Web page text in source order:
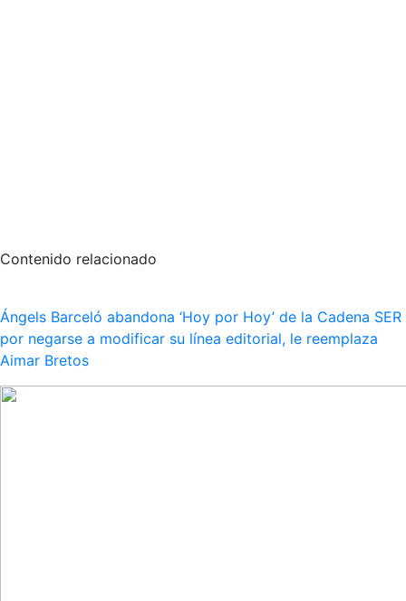
Contenido relacionado
Ángels Barceló abandona ‘Hoy por Hoy’ de la Cadena SER
por negarse a modificar su línea editorial, le reemplaza
Aimar Bretos